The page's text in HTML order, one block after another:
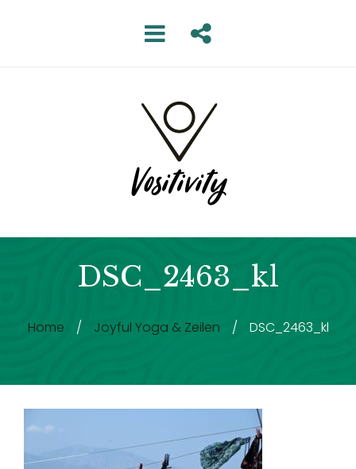
DSC_2463_kl
Home / Joyful Yoga & Zeilen / DSC_2463_kl